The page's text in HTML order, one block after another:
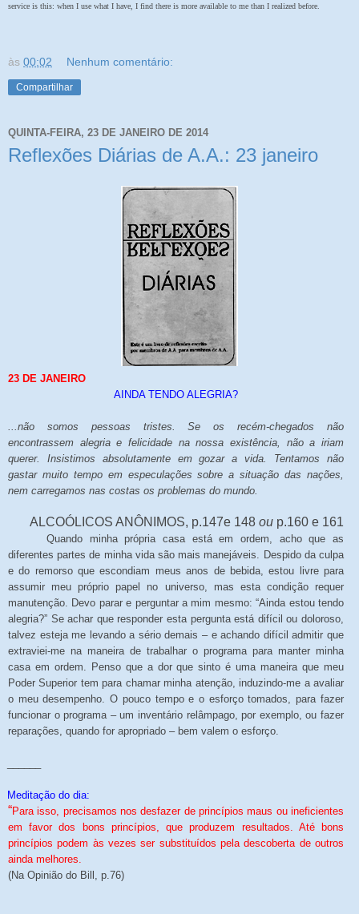
service is this: when I use what I have, I find there is more available to me than I realized before.
às 00:02 Nenhum comentário:
Compartilhar
QUINTA-FEIRA, 23 DE JANEIRO DE 2014
Reflexões Diárias de A.A.: 23 janeiro
23 DE JANEIRO
AINDA TENDO ALEGRIA?
...não somos pessoas tristes. Se os recém-chegados não
encontrassem alegria e felicidade na nossa existência, não a iriam
querer. Insistimos absolutamente em gozar a vida. Tentamos não
gastar muito tempo em especulações sobre a situação das nações,
nem carregamos nas costas os problemas do mundo.
ALCOÓLICOS ANÔNIMOS, p.147e 148 ou p.160 e 161
Quando minha própria casa está em ordem, acho que as
diferentes partes de minha vida são mais manejáveis. Despido da culpa
e do remorso que escondiam meus anos de bebida, estou livre para
assumir meu próprio papel no universo, mas esta condição requer
manutenção. Devo parar e perguntar a mim mesmo: “Ainda estou tendo
alegria?” Se achar que responder esta pergunta está difícil ou doloroso,
talvez esteja me levando a sério demais – e achando difícil admitir que
extraviei-me na maneira de trabalhar o programa para manter minha
casa em ordem. Penso que a dor que sinto é uma maneira que meu
Poder Superior tem para chamar minha atenção, induzindo-me a avaliar
o meu desempenho. O pouco tempo e o esforço tomados, para fazer
funcionar o programa – um inventário relâmpago, por exemplo, ou fazer
reparações, quando for apropriado – bem valem o esforço.
Meditação do dia:
“Para isso, precisamos nos desfazer de princípios maus ou ineficientes
em favor dos bons princípios, que produzem resultados. Até bons
princípios podem às vezes ser substituídos pela descoberta de outros
ainda melhores.
(Na Opinião do Bill, p.76)